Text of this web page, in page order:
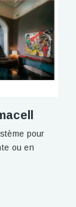
pour
ou en